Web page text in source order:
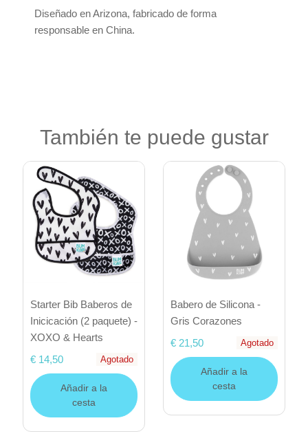
Diseñado en Arizona, fabricado de forma
responsable en China.
También te puede gustar
Starter Bib Baberos de
Inicicación (2 paquete) -
XOXO & Hearts
€ 14,50
Agotado
Añadir a la
cesta
Babero de Silicona -
Gris Corazones
€ 21,50
Agotado
Añadir a la
cesta